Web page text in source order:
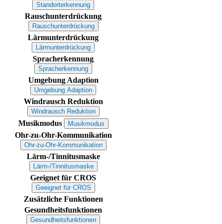
Standorterkennung
Rauschunterdrückung
Rauschunterdrückung
Lärmunterdrückung
Lärmunterdrückung
Spracherkennung
Spracherkennung
Umgebung Adaption
Umgebung Adaption
Windrausch Reduktion
Windrausch Reduktion
Musikmodus Musikmodus
Ohr-zu-Ohr-Kommunikation
Ohr-zu-Ohr-Kommunikation
Lärm-/Tinnitusmaske
Lärm-/Tinnitusmaske
Geeignet für CROS
Geeignet für CROS
Zusätzliche Funktionen
Gesundheitsfunktionen
Gesundheitsfunktionen